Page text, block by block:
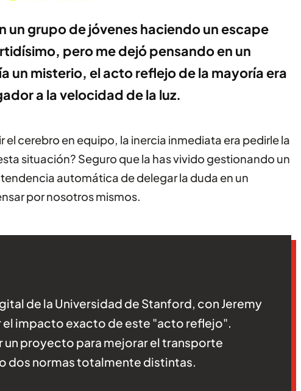
un grupo de jóvenes haciendo un escape
pero me dejó pensando en un
un misterio, el acto reflejo de la mayoría era
a la velocidad de la luz.
el cerebro en equipo, la inercia inmediata era pedirle la
situación? Seguro que la has vivido gestionando un
automática de delegar la duda en un
por nosotros mismos.
de la Universidad de Stanford, con Jeremy
el impacto exacto de este "acto reflejo".
un proyecto para mejorar el transporte
dos normas totalmente distintas.